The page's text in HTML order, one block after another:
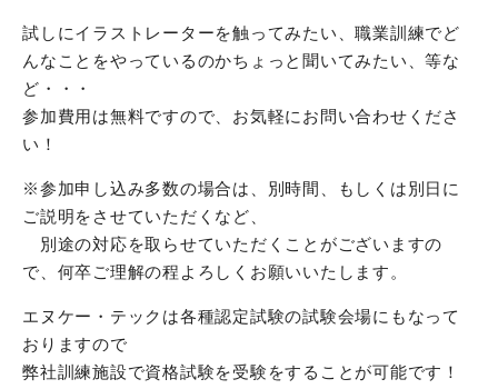
試しにイラストレーターを触ってみたい、職業訓練でど
んなことをやっているのかちょっと聞いてみたい、等な
ど・・・
参加費用は無料ですので、お気軽にお問い合わせくださ
い！
※参加申し込み多数の場合は、別時間、もしくは別日に
ご説明をさせていただくなど、
別途の対応を取らせていただくことがございますの
で、何卒ご理解の程よろしくお願いいたします。
エヌケー・テックは各種認定試験の試験会場にもなって
おりますので
弊社訓練施設で資格試験を受験をすることが可能です！